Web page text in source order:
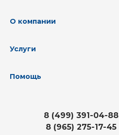
О компании
Услуги
Помощь
8 (499) 391-04-88
8 (965) 275-17-45